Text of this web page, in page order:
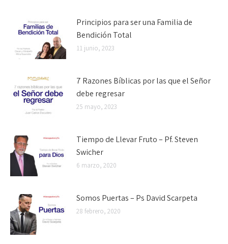
Principios para ser una Familia de
Bendición Total
11 junio, 2023
7 Razones Bíblicas por las que el Señor
debe regresar
25 mayo, 2023
Tiempo de Llevar Fruto – Pf. Steven
Swicher
6 marzo, 2020
Somos Puertas – Ps David Scarpeta
28 febrero, 2020